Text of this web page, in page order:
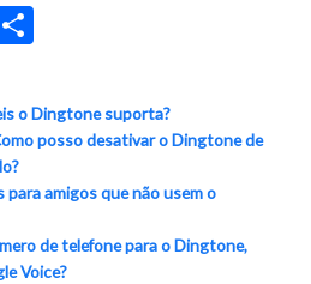
ar
e
o Dingtone suporta?
posso desativar o Dingtone de
para amigos que não usem o
de telefone para o Dingtone,
Voice?